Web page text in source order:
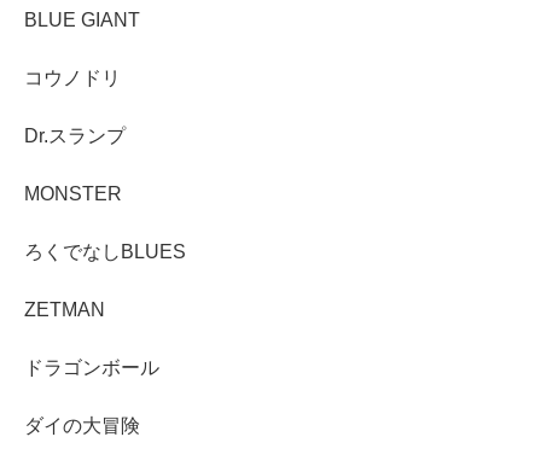
BLUE GIANT
コウノドリ
Dr.スランプ
MONSTER
ろくでなしBLUES
ZETMAN
ドラゴンボール
ダイの大冒険